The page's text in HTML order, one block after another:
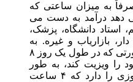
به میزان ساعتی که
دهد درآمد به دست می
استاد دانشگاه، پزشک،
بازاریاب و غیره. به
عنوان مثال یک پزشک در صورتی که در طول یک روز ۸
ویزیت کند، به طور
متوسط درآمدی دو برابر روزی را دارد که ۴ ساعت